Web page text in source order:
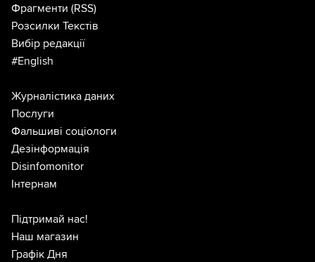
Фрагменти (RSS)
Розсилки Текстів
Вибір редакції
#English
Журналістика даних
Послуги
Фальшиві соціологи
Дезінформація
Disinfomonitor
Інтернам
Підтримай нас!
Наш магазин
Графік Дня